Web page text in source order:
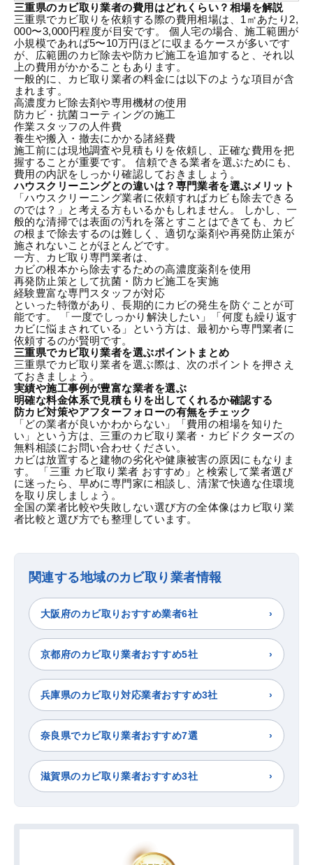
三重県のカビ取り業者の費用はどれくらい？相場を解説
三重県でカビ取りを依頼する際の費用相場は、1㎡あたり2,
000〜3,000円程度が目安です。 個人宅の場合、施工範囲が
小規模であれば5〜10万円ほどに収まるケースが多いです
が、広範囲のカビ除去や防カビ施工を追加すると、それ以
上の費用がかかることもあります。
一般的に、カビ取り業者の料金には以下のような項目が含
まれます。
高濃度カビ除去剤や専用機材の使用
防カビ・抗菌コーティングの施工
作業スタッフの人件費
養生や搬入・撤去にかかる諸経費
施工前には現地調査や見積もりを依頼し、正確な費用を把
握することが重要です。 信頼できる業者を選ぶためにも、
費用の内訳をしっかり確認しておきましょう。
ハウスクリーニングとの違いは？専門業者を選ぶメリット
「ハウスクリーニング業者に依頼すればカビも除去できる
のでは？」と考える方もいるかもしれません。 しかし、一
般的な清掃では表面の汚れを落とすことはできても、カビ
の根まで除去するのは難しく、適切な薬剤や再発防止策が
施されないことがほとんどです。
一方、カビ取り専門業者は、
カビの根本から除去するための高濃度薬剤を使用
再発防止策として抗菌・防カビ施工を実施
経験豊富な専門スタッフが対応
といった特徴があり、長期的にカビの発生を防ぐことが可
能です。 「一度でしっかり解決したい」「何度も繰り返す
カビに悩まされている」という方は、最初から専門業者に
依頼するのが賢明です。
三重県でカビ取り業者を選ぶポイントまとめ
三重県でカビ取り業者を選ぶ際は、次のポイントを押さえ
ておきましょう。
実績や施工事例が豊富な業者を選ぶ
明確な料金体系で見積もりを出してくれるか確認する
防カビ対策やアフターフォローの有無をチェック
「どの業者が良いかわからない」「費用の相場を知りた
い」という方は、 三重のカビ取り業者・カビドクターズの
無料相談にお問い合わせください。
カビは放置すると建物の劣化や健康被害の原因にもなりま
す。 「三重 カビ取り業者 おすすめ」と検索して業者選び
に迷ったら、早めに専門家に相談し、清潔で快適な住環境
を取り戻しましょう。
全国の業者比較や失敗しない選び方の全体像はカビ取り業
者比較と選び方でも整理しています。
関連する地域のカビ取り業者情報
大阪府のカビ取りおすすめ業者6社
京都府のカビ取り業者おすすめ5社
兵庫県のカビ取り対応業者おすすめ3社
奈良県でカビ取り業者おすすめ7選
滋賀県のカビ取り業者おすすめ3社